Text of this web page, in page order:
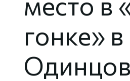
гонке» в